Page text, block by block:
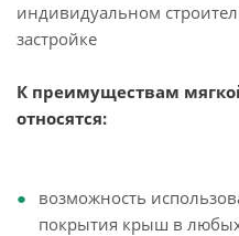
индивидуальном
застройке
К преимуществам
относятся:
возможность
покрытия крыш в